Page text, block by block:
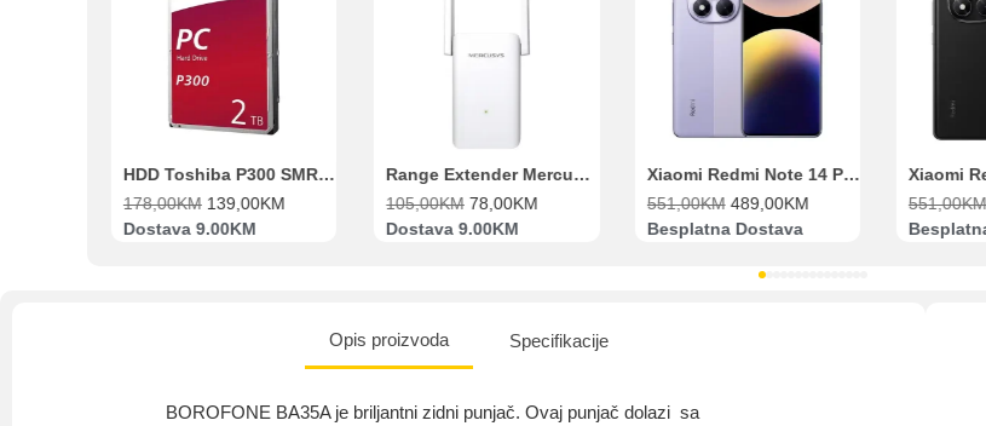
HDD Toshiba P300 SMR 3.5″ 2TB SATA III
178,00KM 139,00KM
Dostava 9.00KM
Range Extender Mercusys AX3000 ME80X Wi-Fi 6
105,00KM 78,00KM
Dostava 9.00KM
Xiaomi Redmi Note 14 Pro 8GB 256GB Ljubičasti
551,00KM 489,00KM
Besplatna Dostava
551,00KM
Opis proizvoda Specifikacije
BOROFONE BA35A je briljantni zidni punjač. Ovaj punjač dolazi sa